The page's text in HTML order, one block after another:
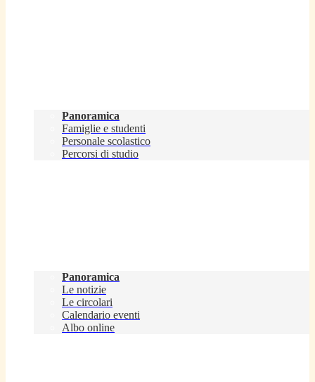
Panoramica
Famiglie e studenti
Personale scolastico
Percorsi di studio
Panoramica
Le notizie
Le circolari
Calendario eventi
Albo online